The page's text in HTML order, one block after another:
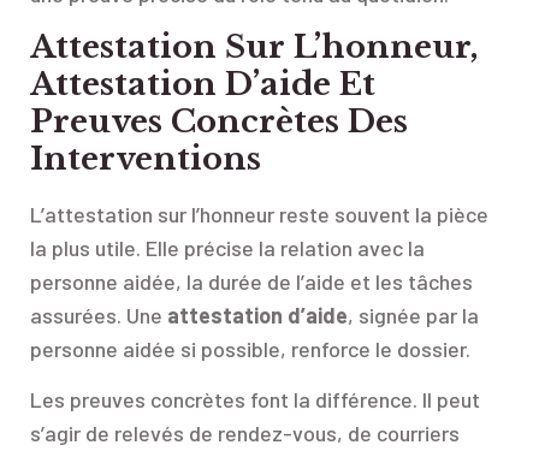
Attestation Sur L’honneur,
Attestation D’aide Et
Preuves Concrètes Des
Interventions
L’attestation sur l’honneur reste souvent la pièce
la plus utile. Elle précise la relation avec la
personne aidée, la durée de l’aide et les tâches
assurées. Une attestation d’aide, signée par la
personne aidée si possible, renforce le dossier.
Les preuves concrètes font la différence. Il peut
s’agir de relevés de rendez-vous, de courriers